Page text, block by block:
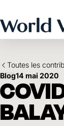
Toutes les
Blog14 mai 2020